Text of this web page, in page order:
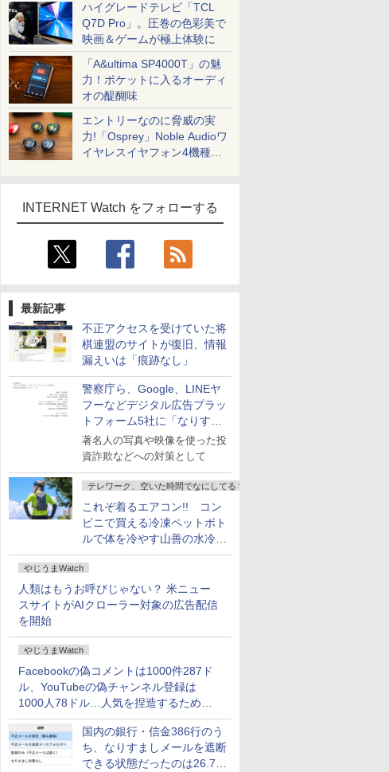
ハイグレードテレビ「TCL
Q7D Pro」。圧巻の色彩美で
映画＆ゲームが極上体験に
「A&ultima SP4000T」の魅
力！ポケットに入るオーディ
オの醍醐味
エントリーなのに脅威の実
力!「Osprey」Noble Audioワ
イヤレスイヤフォン4機種を
INTERNET Watch をフォローする
最新記事
不正アクセスを受けていた将
棋連盟のサイトが復旧、情報
漏えいは「痕跡なし」
警察庁ら、Google、LINEヤ
フーなどデジタル広告プラッ
トフォーム5社に「なりすま
し詐欺広告」対策強化を要請
著名人の写真や映像を使った投
資詐欺などへの対策として
テレワーク、空いた時間でなにしてる？
これぞ着るエアコン!! コン
ビニで買える冷凍ペットボト
ルで体を冷やす山善の水冷ベ
ストがロードバイクにちょう
どいい【ぼっち・ざ・ろー
ど！その14】
やじうまWatch
人類はもうお呼びじゃない？ 米ニュー
スサイトがAIクローラー対象の広告配信
を開始
やじうまWatch
Facebookの偽コメントは1000件287ド
ル、YouTubeの偽チャンネル登録は
1000人78ドル…人気を捏造するための
価格リストが公開中
国内の銀行・信金386行のう
ち、なりすましメールを遮断
できる状態だったのは26.7％